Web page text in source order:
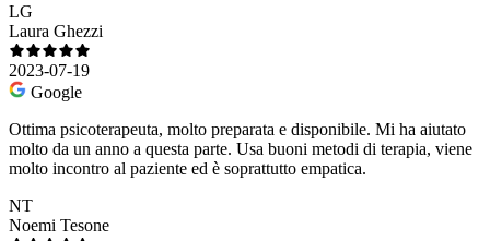
LG
Laura Ghezzi
2023-07-19
Google
Ottima psicoterapeuta, molto preparata e disponibile. Mi ha aiutato
molto da un anno a questa parte. Usa buoni metodi di terapia, viene
molto incontro al paziente ed è soprattutto empatica.
NT
Noemi Tesone